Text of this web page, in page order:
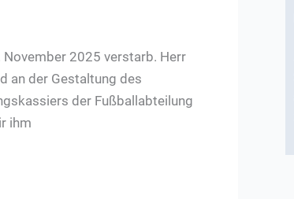
2025 verstarb. Herr
an der Gestaltung des
der Fußballabteilung
ihm